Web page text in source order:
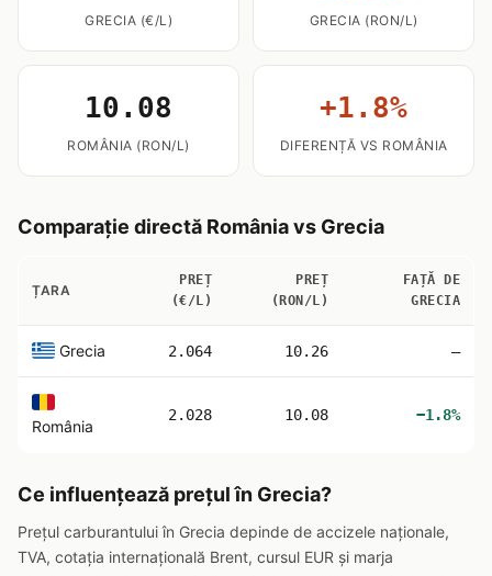
GRECIA (€/L) GRECIA (RON/L)
10.08
ROMÂNIA (RON/L)
+1.8%
DIFERENȚĂ VS ROMÂNIA
Comparație directă România vs Grecia
ȚARA
PREȚ
(€/L)
PREȚ
(RON/L)
FAȚĂ DE
GRECIA
Grecia 2.064 10.26 —
România
2.028 10.08 −1.8%
Ce influențează prețul în Grecia?
Prețul carburantului în Grecia depinde de accizele naționale,
TVA, cotația internațională Brent, cursul EUR și marja